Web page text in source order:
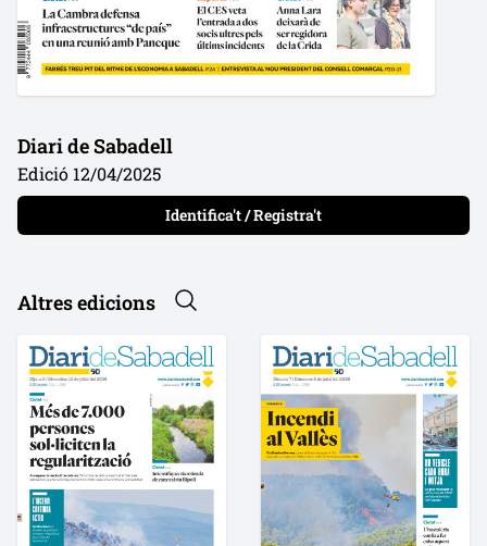
Diari de Sabadell
Edició 12/04/2025
Identifica't / Registra't
Altres edicions